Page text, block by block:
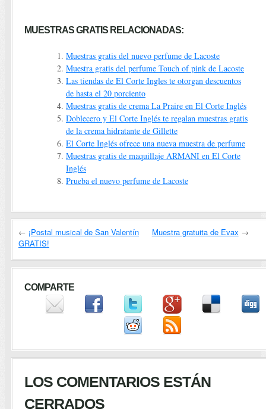
MUESTRAS GRATIS RELACIONADAS:
Muestras gratis del nuevo perfume de Lacoste
Muestra gratis del perfume Touch of pink de Lacoste
Las tiendas de El Corte Ingles te otorgan descuentos
de hasta el 20 porciento
Muestras gratis de crema La Praire en El Corte Inglés
Doblecero y El Corte Inglés te regalan muestras gratis
de la crema hidratante de Gillette
El Corte Inglés ofrece una nueva muestra de perfume
Muestras gratis de maquillaje ARMANI en El Corte
Inglés
Prueba el nuevo perfume de Lacoste
← ¡Postal musical de San Valentín
GRATIS!
Muestra gratuita de Evax →
COMPARTE
LOS COMENTARIOS ESTÁN
CERRADOS